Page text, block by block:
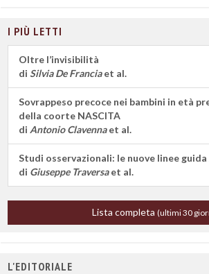
I PIÙ LETTI
Oltre l’invisibilità
di Silvia De Franciaet al.
Sovrappeso precoce nei bambini in età
della coorte NASCITA
di Antonio Clavennaet al.
Studi osservazionali: le nuove linee guida
di Giuseppe Traversaet al.
Lista completa (ultimi 30
L'EDITORIALE